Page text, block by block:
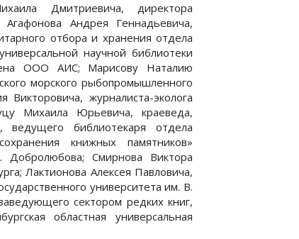
Дмитриевича, директора
Агафонова Андрея Геннадьевича,
отбора и хранения отдела
научной библиотеки
ООО АИС; Марисову Наталию
морского рыбопромышленного
журналиста-эколога
Михаила Юрьевича, краеведа,
ведущего библиотекаря отдела
книжных памятников»
Добролюбова; Смирнова Виктора
Лактионова Алексея Павловича,
университета им. В.
сектором редких книг,
областная универсальная